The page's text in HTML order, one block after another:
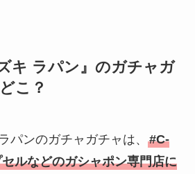
キ ラパン』のガチャガ
こ？
パンのガチャガチャは、 #C-
ルなどのガシャポン専門店に